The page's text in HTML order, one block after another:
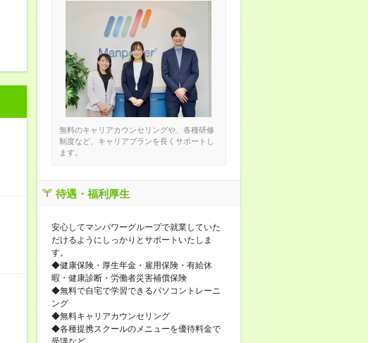
無料のキャリアカウンセリングや、各種研修
制度など、キャリアプランを長くサポートし
ます。
待遇・福利厚生
安心してマンパワーグループで就業していた
だけるようにしっかりとサポートいたしま
す。
◆健康保険・厚生年金・雇用保険・有給休
暇・健康診断・労働者災害補償保険
◆無料で自宅で学習できるパソコントレーニ
ング
◆無料キャリアカウンセリング
◆各種提携スクールのメニューを優待料金で